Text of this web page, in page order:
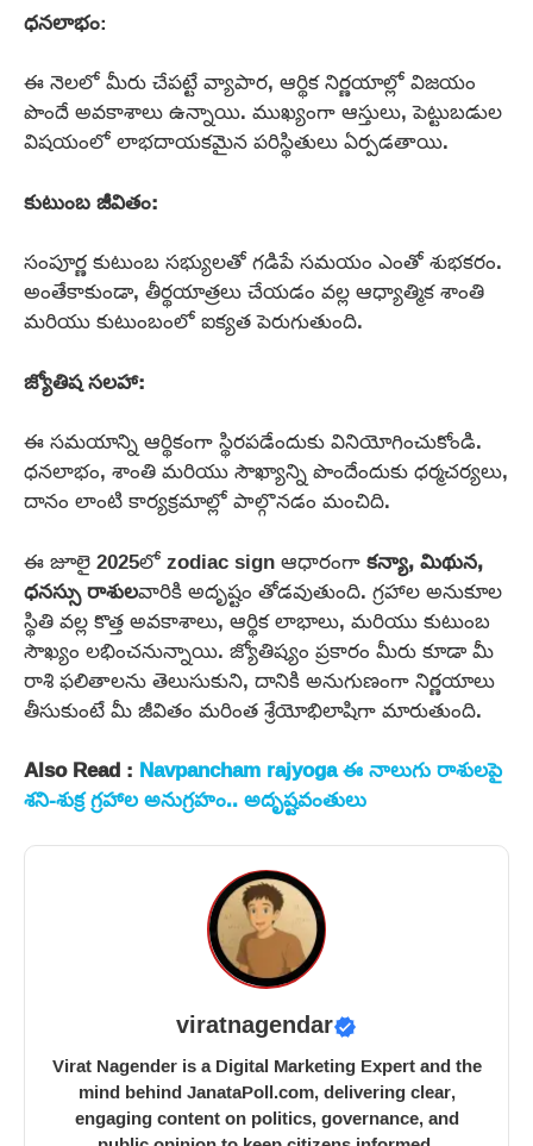
ధనలాభం:
ఈ నెలలో మీరు చేపట్టే వ్యాపార, ఆర్థిక నిర్ణయాల్లో విజయం
పొందే అవకాశాలు ఉన్నాయి. ముఖ్యంగా ఆస్తులు, పెట్టుబడుల
విషయంలో లాభదాయకమైన పరిస్థితులు ఏర్పడతాయి.
కుటుంబ జీవితం:
సంపూర్ణ కుటుంబ సభ్యులతో గడిపే సమయం ఎంతో శుభకరం.
అంతేకాకుండా, తీర్థయాత్రలు చేయడం వల్ల ఆధ్యాత్మిక శాంతి
మరియు కుటుంబంలో ఐక్యత పెరుగుతుంది.
జ్యోతిష సలహా:
ఈ సమయాన్ని ఆర్థికంగా స్థిరపడేందుకు వినియోగించుకోండి.
ధనలాభం, శాంతి మరియు సౌఖ్యాన్ని పొందేందుకు ధర్మచర్యలు,
దానం లాంటి కార్యక్రమాల్లో పాల్గొనడం మంచిది.
ఈ జూలై 2025లో zodiac sign ఆధారంగాకన్యా, మిథున,
ధనస్సు రాశులవారికి అదృష్టం తోడవుతుంది. గ్రహాల అనుకూల
స్థితి వల్ల కొత్త అవకాశాలు, ఆర్థిక లాభాలు, మరియు కుటుంబ
సౌఖ్యం లభించనున్నాయి. జ్యోతిష్యం ప్రకారం మీరు కూడా మీ
రాశి ఫలితాలను తెలుసుకుని, దానికి అనుగుణంగా నిర్ణయాలు
తీసుకుంటే మీ జీవితం మరింత శ్రేయోభిలాషిగా మారుతుంది.
Also Read : Navpancham rajyoga ఈ నాలుగు రాశులపై
శని-శుక్ర గ్రహాల అనుగ్రహం.. అదృష్టవంతులు
viratnagendar
Virat Nagender is a Digital Marketing Expert and the
mind behind JanataPoll.com, delivering clear,
engaging content on politics, governance, and